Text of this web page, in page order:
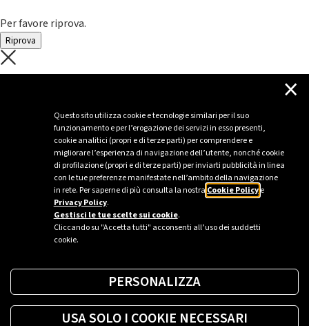
Questo sito utilizza cookie e tecnologie similari per il suo
funzionamento e per l’erogazione dei servizi in esso presenti,
cookie analitici (propri e di terze parti) per comprendere e
migliorare l’esperienza di navigazione dell’utente, nonché cookie
di profilazione (propri e di terze parti) per inviarti pubblicità in linea
con le tue preferenze manifestate nell’ambito della navigazione
in rete. Per saperne di più consulta la nostra Cookie Policye
Privacy Policy.
Gestisci le tue scelte sui cookie.
Cliccando su "Accetta tutti" acconsenti all’uso dei suddetti
cookie.
×
PERSONALIZZA
USA SOLO I COOKIE NECESSARI
Per favore riprova.
Riprova
C'è un problema con il recupero dei
Per favore riprova piú tardi
Sei un’azienda o una PA?
Trova la soluzione più giusta per te.
Richiedi una colonnina